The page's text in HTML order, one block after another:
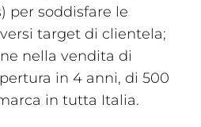
per soddisfare le
target di clientela;
nella vendita di
in 4 anni, di 500
in tutta Italia.